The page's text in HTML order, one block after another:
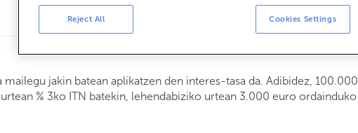
mailegu jakin batean aplikatzen den interes-tasa da. Adibidez, 100.000
% 3ko ITN batekin, lehendabiziko urtean 3.000 euro ordainduko
Reject All Cookies Settings